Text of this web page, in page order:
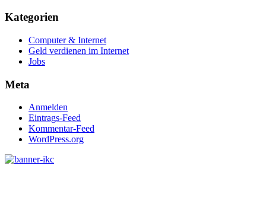
Kategorien
Computer & Internet
Geld verdienen im Internet
Jobs
Meta
Anmelden
Eintrags-Feed
Kommentar-Feed
WordPress.org